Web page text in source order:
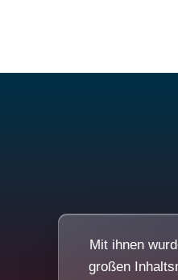
Mit ihnen
großen